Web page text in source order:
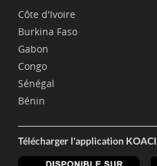
Côte d'Ivoire
Burkina Faso
Gabon
Congo
Sénégal
Bénin
Télécharger l'application KOACI